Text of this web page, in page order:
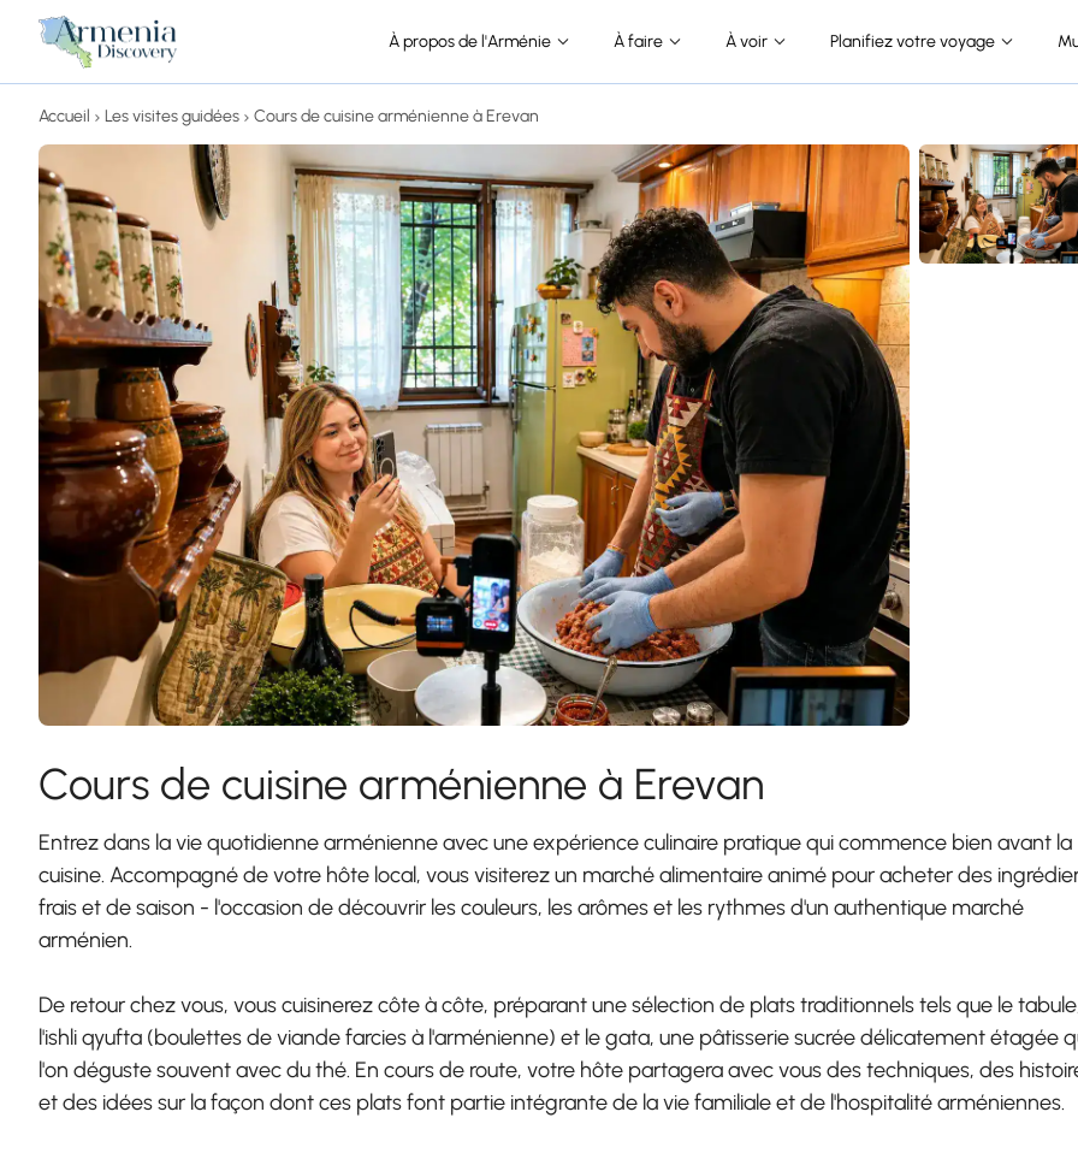
À propos de l'Arménie À faire À voir Planifiez votre voyage
Accueil Les visites guidées Cours de cuisine arménienne à Erevan
Cours de cuisine arménienne à Erevan
Entrez dans la vie quotidienne arménienne avec une expérience culinaire pratique qui commence bien avant la
cuisine. Accompagné de votre hôte local, vous visiterez un marché alimentaire animé pour acheter des
frais et de saison - l'occasion de découvrir les couleurs, les arômes et les rythmes d'un authentique marché
arménien.
De retour chez vous, vous cuisinerez côte à côte, préparant une sélection de plats traditionnels tels que le
l'ishli qyufta (boulettes de viande farcies à l'arménienne) et le gata, une pâtisserie sucrée délicatement étagée
l'on déguste souvent avec du thé. En cours de route, votre hôte partagera avec vous des techniques, des
et des idées sur la façon dont ces plats font partie intégrante de la vie familiale et de l'hospitalité arméniennes.